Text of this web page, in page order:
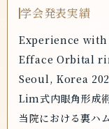
学会発表実績
Experience
Efface Orbital
Seoul, Korea
Lim式内眼角形成
当院における裏